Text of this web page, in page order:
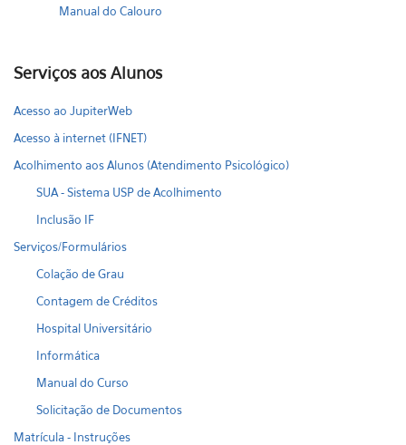
Manual do Calouro
Serviços aos Alunos
Acesso ao JupiterWeb
Acesso à internet (IFNET)
Acolhimento aos Alunos (Atendimento Psicológico)
SUA - Sistema USP de Acolhimento
Inclusão IF
Serviços/Formulários
Colação de Grau
Contagem de Créditos
Hospital Universitário
Informática
Manual do Curso
Solicitação de Documentos
Matrícula - Instruções